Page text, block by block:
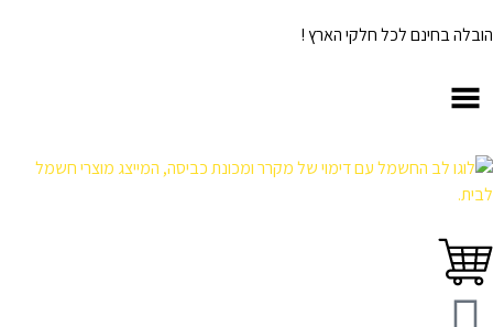
הובלה בחינם לכל חלקי הארץ !